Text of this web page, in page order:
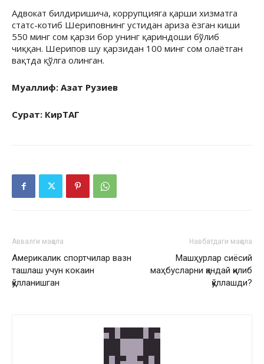
Адвокат билдиришича, коррупцияга қарши хизматга
статс-котиб Шериповнинг устидан ариза ёзган киши
550 минг сом қарзи бор унинг қариндоши бўлиб
чиққан. Шерипов шу қарзидан 100 минг сом олаётган
вақтда қўлга олинган.
Муаллиф: Азат Рузиев
Сурат: КирТАГ
Аввалги мақола
Америкалик спортчилар вазн
ташлаш учун кокаин
қўлланишган
Навбатдаги мақола
Машҳурлар сиёсий
маҳбусларни қандай қилиб
қўллашди?